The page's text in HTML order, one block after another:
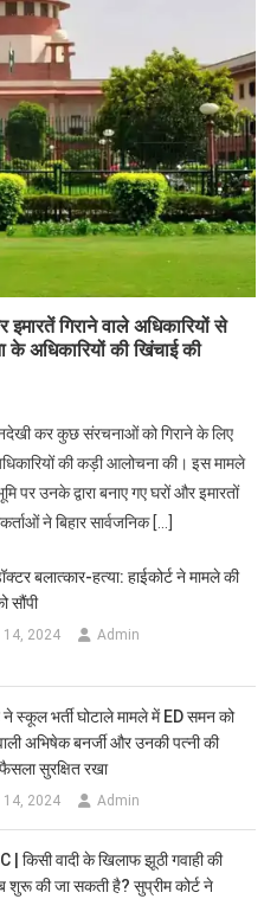
गिराने वाले अधिकारियों से
अधिकारियों की खिंचाई की
कर कुछ संरचनाओं को गिराने के लिए
की कड़ी आलोचना की। इस मामले
पर उनके द्वारा बनाए गए घरों और इमारतों
ने बिहार सार्वजनिक […]
बलात्कार-हत्या: हाईकोर्ट ने मामले की
सौंपी
2024 Admin
ने स्कूल भर्ती घोटाले मामले में ED समन को
अभिषेक बनर्जी और उनकी पत्नी की
सुरक्षित रखा
2024 Admin
| किसी वादी के खिलाफ झूठी गवाही की
शुरू की जा सकती है? सुप्रीम कोर्ट ने